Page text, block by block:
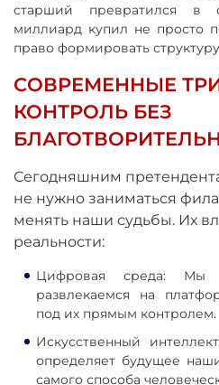
старший превратился в
миллиард купил не просто
право формировать
СОВРЕМЕННЫЕ
КОНТРОЛЬ БЕЗ
Сегодняшним
не нужно заниматься
менять наши судьбы. Их
реальности:
Цифровая среда: Мы
развлекаемся на
под их прямым контролем.
Искусственный
определяет будущее
самого способа